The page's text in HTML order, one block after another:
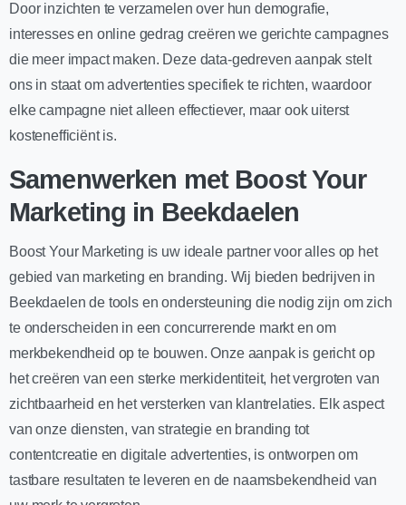
Door inzichten te verzamelen over hun demografie,
interesses en online gedrag creëren we gerichte campagnes
die meer impact maken. Deze data-gedreven aanpak stelt
ons in staat om advertenties specifiek te richten, waardoor
elke campagne niet alleen effectiever, maar ook uiterst
kostenefficiënt is.
Samenwerken met Boost Your
Marketing in Beekdaelen
Boost Your Marketing is uw ideale partner voor alles op het
gebied van marketing en branding. Wij bieden bedrijven in
Beekdaelen de tools en ondersteuning die nodig zijn om zich
te onderscheiden in een concurrerende markt en om
merkbekendheid op te bouwen. Onze aanpak is gericht op
het creëren van een sterke merkidentiteit, het vergroten van
zichtbaarheid en het versterken van klantrelaties. Elk aspect
van onze diensten, van strategie en branding tot
contentcreatie en digitale advertenties, is ontworpen om
tastbare resultaten te leveren en de naamsbekendheid van